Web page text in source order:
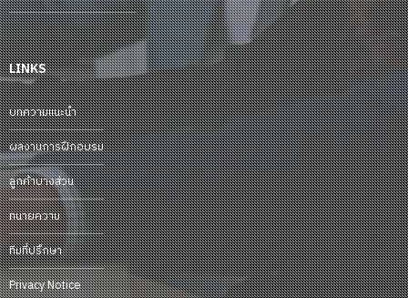
LINKS
บทความแนะนำ
ผลงานการฝึกอบรม
ลูกค้าบางส่วน
ทนายความ
ทีมที่ปรึกษา
Privacy Notice